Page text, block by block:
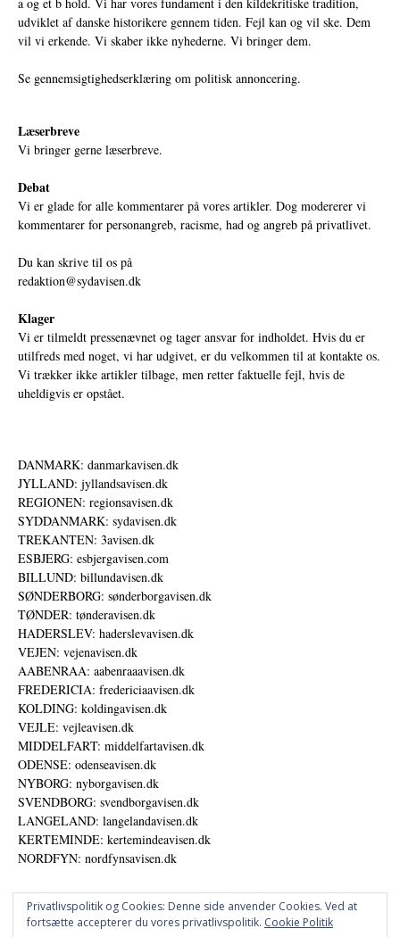
a og et b hold. Vi har vores fundament i den kildekritiske tradition,
udviklet af danske historikere gennem tiden. Fejl kan og vil ske. Dem
vil vi erkende. Vi skaber ikke nyhederne. Vi bringer dem.
Se gennemsigtighedserklæring om politisk annoncering.
Læserbreve
Vi bringer gerne læserbreve.
Debat
Vi er glade for alle kommentarer på vores artikler. Dog modererer vi
kommentarer for personangreb, racisme, had og angreb på privatlivet.
Du kan skrive til os på
redaktion@sydavisen.dk
Klager
Vi er tilmeldt pressenævnet og tager ansvar for indholdet. Hvis du er
utilfreds med noget, vi har udgivet, er du velkommen til at kontakte os.
Vi trækker ikke artikler tilbage, men retter faktuelle fejl, hvis de
uheldigvis er opstået.
DANMARK: danmarkavisen.dk
JYLLAND: jyllandsavisen.dk
REGIONEN: regionsavisen.dk
SYDDANMARK: sydavisen.dk
TREKANTEN: 3avisen.dk
ESBJERG: esbjergavisen.com
BILLUND: billundavisen.dk
SØNDERBORG: sønderborgavisen.dk
TØNDER: tønderavisen.dk
HADERSLEV: haderslevavisen.dk
VEJEN: vejenavisen.dk
AABENRAA: aabenraaavisen.dk
FREDERICIA: fredericiaavisen.dk
KOLDING: koldingavisen.dk
VEJLE: vejleavisen.dk
MIDDELFART: middelfartavisen.dk
ODENSE: odenseavisen.dk
NYBORG: nyborgavisen.dk
SVENDBORG: svendborgavisen.dk
LANGELAND: langelandavisen.dk
KERTEMINDE: kertemindeavisen.dk
NORDFYN: nordfynsavisen.dk
Privatlivspolitik og Cookies: Denne side anvender Cookies. Ved at
fortsætte accepterer du vores privatlivspolitik. Cookie Politik